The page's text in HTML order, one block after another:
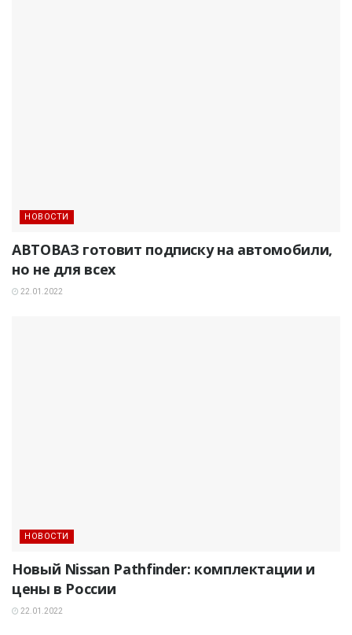
НОВОСТИ
АВТОВАЗ готовит подписку на автомобили,
но не для всех
22.01.2022
НОВОСТИ
Новый Nissan Pathfinder: комплектации и
цены в России
22.01.2022